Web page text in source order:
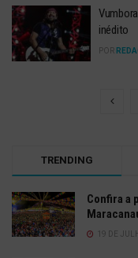
inédito
POR
TRENDING
Confira a
19 DE